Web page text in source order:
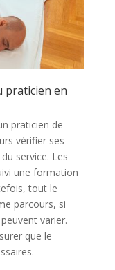
praticien en
praticien de
vérifier ses
service. Les
une formation
tout le
parcours, si
varier.
que le